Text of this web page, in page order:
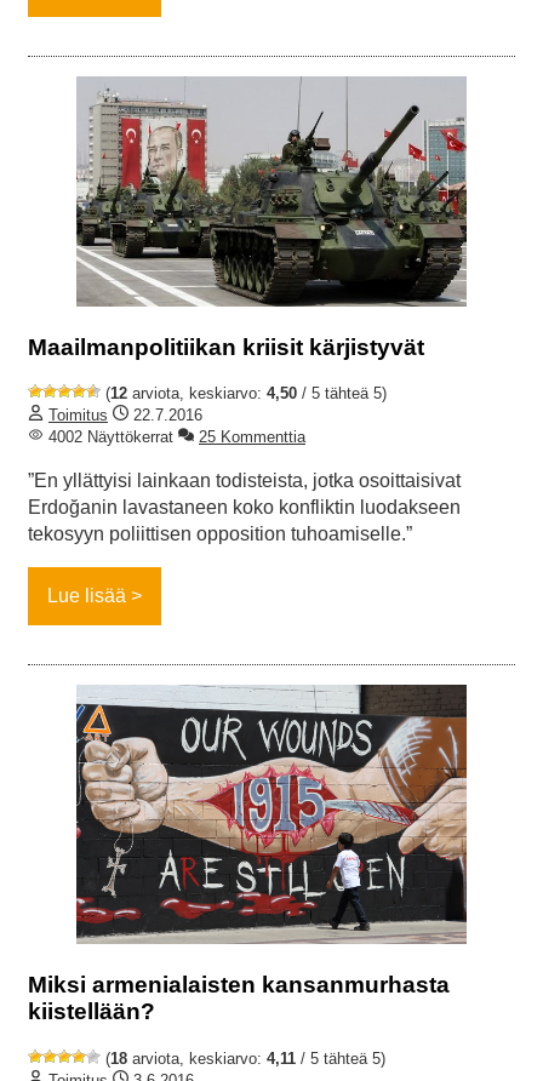
Maailmanpolitiikan kriisit kärjistyvät
(12 arviota, keskiarvo: 4,50 / 5 tähteä 5)
Toimitus
22.7.2016
4002 Näyttökerrat
25 Kommenttia
”En yllättyisi lainkaan todisteista, jotka osoittaisivat
Erdoğanin lavastaneen koko konfliktin luodakseen
tekosyyn poliittisen opposition tuhoamiselle.”
Lue lisää
Miksi armenialaisten kansanmurhasta
kiistellään?
(18 arviota, keskiarvo: 4,11 / 5 tähteä 5)